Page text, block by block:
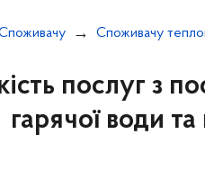
послуг з
гарячої води